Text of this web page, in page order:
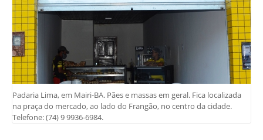
Padaria Lima, em Mairi-BA. Pães e massas em geral. Fica localizada
na praça do mercado, ao lado do Frangão, no centro da cidade.
Telefone: (74) 9 9936-6984.